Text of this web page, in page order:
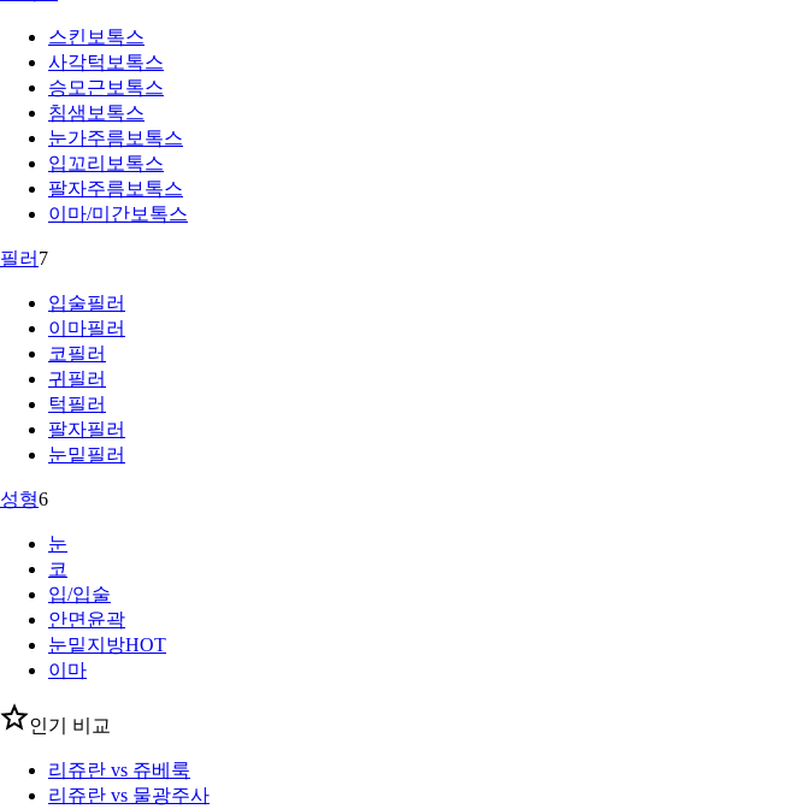
스킨보톡스
사각턱보톡스
승모근보톡스
침샘보톡스
눈가주름보톡스
입꼬리보톡스
팔자주름보톡스
이마/미간보톡스
필러 7
입술필러
이마필러
코필러
귀필러
턱필러
팔자필러
눈밑필러
성형6
눈
코
입/입술
안면윤곽
눈밑지방HOT
이마
인기 비교
리쥬란 vs 쥬베룩
리쥬란 vs 물광주사